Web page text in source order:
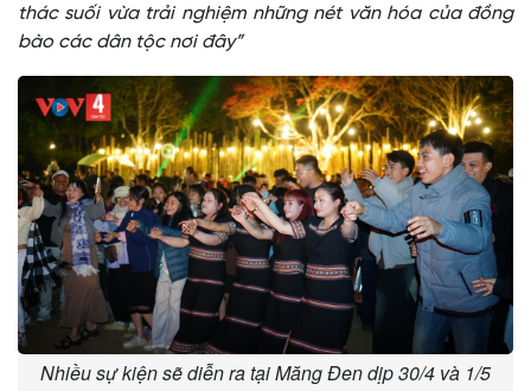
thác suối vừa trải nghiệm những nét văn hóa của đồng
bào các dân tộc nơi đây”
Nhiều sự kiện sẽ diễn ra tại Măng Đen dịp 30/4 và 1/5